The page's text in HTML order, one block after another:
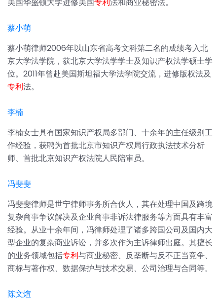
蔡小萌
蔡小萌律师2006年以山东省高考文科第二名的成绩考入北
京大学法学院，获北京大学法学学士及知识产权法学硕士学
位。2011年曾赴美国斯坦福大学法学院交流，进修版权法及
专利法。
李楠
李楠女士具有国家知识产权局多部门、十余年的主任级别工
作经验，获聘为首批北京市知识产权局行政执法技术分析
师、首批北京知识产权法院人民陪审员。
冯斐斐
冯斐斐律师是世宁律师事务所合伙人，其在处理中国及跨境
复杂商事争议解决及企业商事非诉法律服务等方面具有丰富
经验。从业十余年间，冯律师处理了诸多跨国公司及国内大
型企业的复杂商业诉讼，并多次作为主诉律师出庭。其擅长
的业务领域包括专利与商业秘密、反垄断与反不正当竞争、
商标与著作权、数据保护与技术交易、公司治理与合同等。
陈文煊